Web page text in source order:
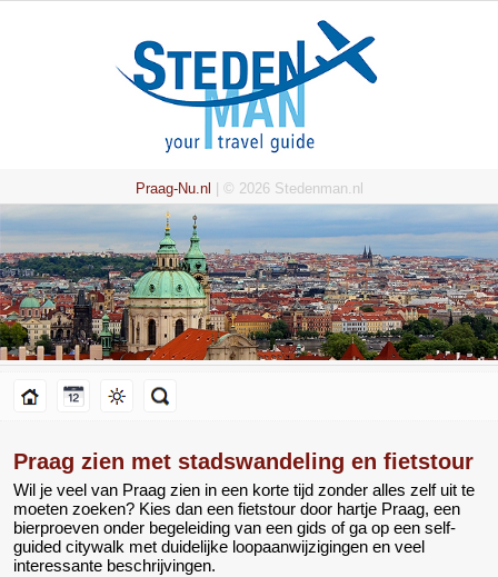
Praag-Nu.nl | © 2026 Stedenman.nl
Praag zien met stadswandeling en fietstour
Wil je veel van Praag zien in een korte tijd zonder alles zelf uit te
moeten zoeken? Kies dan een fietstour door hartje Praag, een
bierproeven onder begeleiding van een gids of ga op een self-
guided citywalk met duidelijke loopaanwijzigingen en veel
interessante beschrijvingen.